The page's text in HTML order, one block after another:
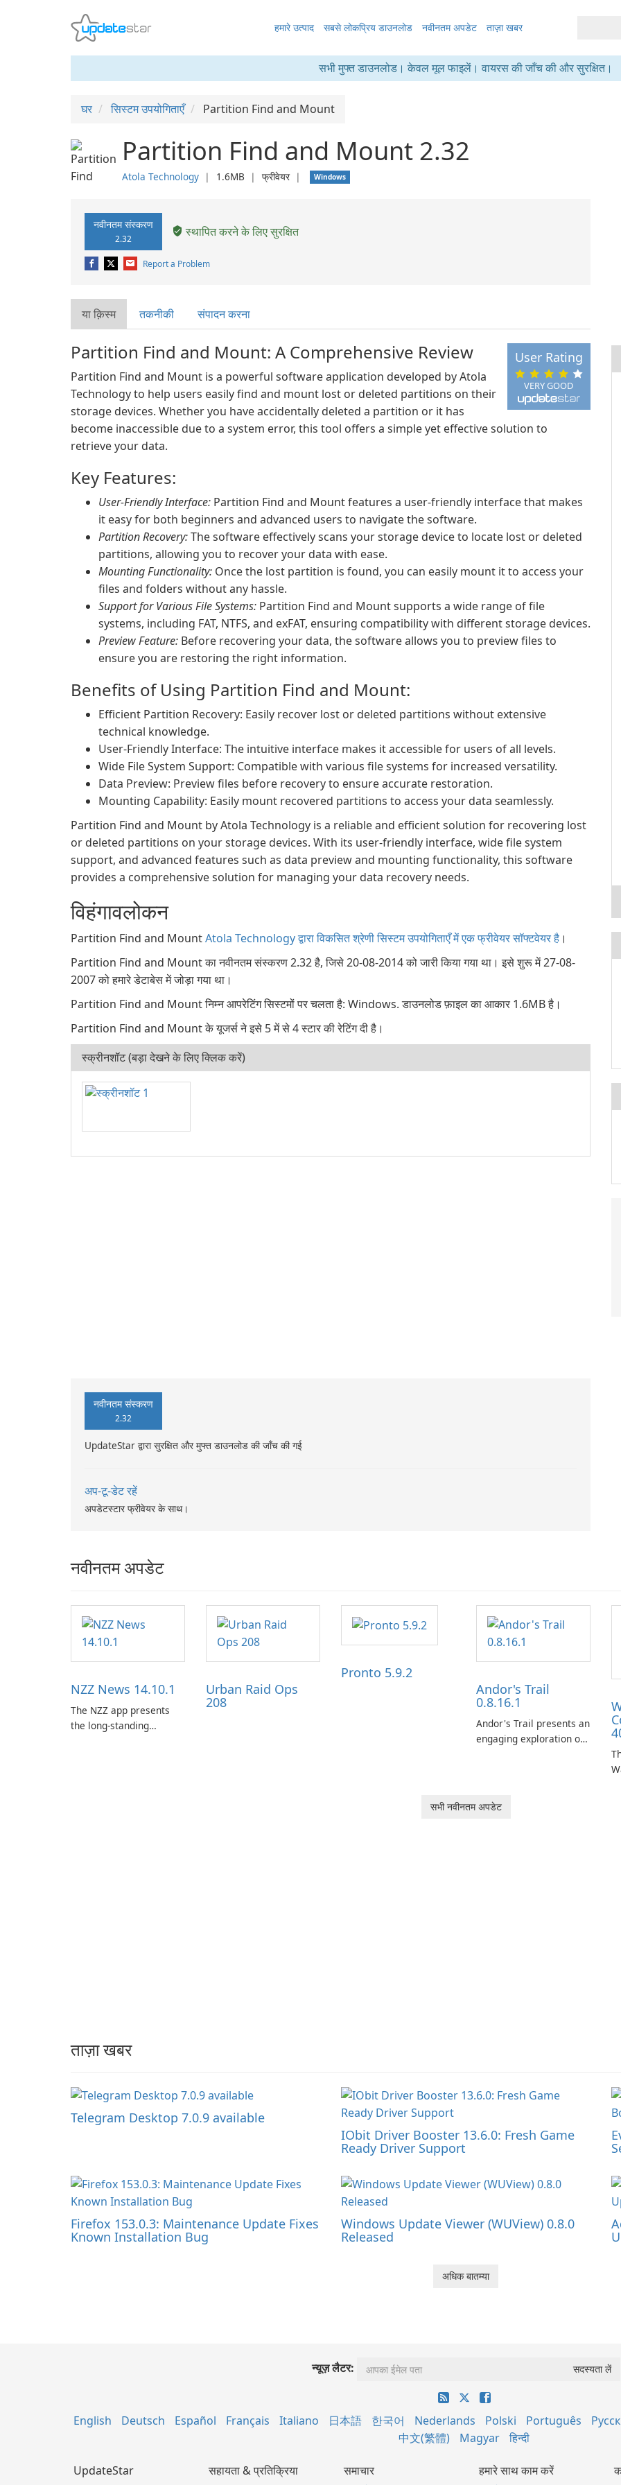
हमारे उत्पाद सबसे लोकप्रिय डाउनलोड नवीनतम अपडेट ताज़ा खबर
सभी मुफ्त डाउनलोड। केवल मूल फाइलें। वायरस की जाँच की और सुरक्षित।
घर सिस्टम उपयोगिताएँ Partition Find and Mount
Partition Find and Mount 2.32
Atola Technology ❘ 1.6MB ❘ फ्रीवेयर ❘ Windows
नवीनतम संस्करण
2.32 स्थापित करने के लिए सुरक्षित
Report a Problem
या क़िस्‍म तकनीकी संपादन करना
VERY GOOD
User Rating
Partition Find and Mount: A Comprehensive Review
Partition Find and Mount is a powerful software application developed by Atola
Technology to help users easily find and mount lost or deleted partitions on their
storage devices. Whether you have accidentally deleted a partition or it has
become inaccessible due to a system error, this tool offers a simple yet effective solution to
retrieve your data.
Key Features:
User-Friendly Interface: Partition Find and Mount features a user-friendly interface that makes
it easy for both beginners and advanced users to navigate the software.
Partition Recovery:The software effectively scans your storage device to locate lost or deleted
partitions, allowing you to recover your data with ease.
Mounting Functionality: Once the lost partition is found, you can easily mount it to access your
files and folders without any hassle.
Support for Various File Systems: Partition Find and Mount supports a wide range of file
systems, including FAT, NTFS, and exFAT, ensuring compatibility with different storage devices.
Preview Feature: Before recovering your data, the software allows you to preview files to
ensure you are restoring the right information.
Benefits of Using Partition Find and Mount:
Efficient Partition Recovery: Easily recover lost or deleted partitions without extensive
technical knowledge.
User-Friendly Interface: The intuitive interface makes it accessible for users of all levels.
Wide File System Support: Compatible with various file systems for increased versatility.
Data Preview: Preview files before recovery to ensure accurate restoration.
Mounting Capability: Easily mount recovered partitions to access your data seamlessly.
Partition Find and Mount by Atola Technology is a reliable and efficient solution for recovering lost
or deleted partitions on your storage devices. With its user-friendly interface, wide file system
support, and advanced features such as data preview and mounting functionality, this software
provides a comprehensive solution for managing your data recovery needs.
विहंगावलोकन
Partition Find and MountAtola Technology द्वारा विकसित श्रेणी सिस्टम उपयोगिताएँ में एक फ्रीवेयर सॉफ्टवेयर है ।
Partition Find and Mount का नवीनतम संस्करण 2.32 है, जिसे 20-08-2014 को जारी किया गया था। इसे शुरू में 27-08-
2007 को हमारे डेटाबेस में जोड़ा गया था।
Partition Find and Mount निम्न आपरेटिंग सिस्टमों पर चलता है: Windows. डाउनलोड फ़ाइल का आकार 1.6MB है।
Partition Find and Mount के यूजर्स ने इसे 5 में से 4 स्टार की रेटिंग दी है।
स्क्रीनशॉट (बड़ा देखने के लिए क्लिक करें)
नवीनतम संस्करण
2.32
UpdateStar द्वारा सुरक्षित और मुफ्त डाउनलोड की जाँच की गई
अप-टू-डेट रहें
अपडेटस्टार फ्रीवेयर के साथ।
नवीनतम अपडेट
NZZ News 14.10.1
The NZZ app presents
the long-standing
Urban Raid Ops
208
Pronto 5.9.2
Andor's Trail
0.8.16.1
Andor's Trail presents an
engaging exploration of
your brother, Andor,
through a quest-driven
सभी नवीनतम अपडेट
ताज़ा खबर
Telegram Desktop 7.0.9 available
IObit Driver Booster 13.6.0: Fresh Game
Ready Driver Support
Firefox 153.0.3: Maintenance Update Fixes
Known Installation Bug
Windows Update Viewer (WUView) 0.8.0
Released
अधिक बातम्या
न्यूज़ लैटर:
English Deutsch Español Français Italiano 日本語 한국어 Nederlands Polski Português
中文(繁體)
Magyar हिन्दी
UpdateStar
सहायता & प्रतिक्रिया
समाचार
हमारे साथ काम करें